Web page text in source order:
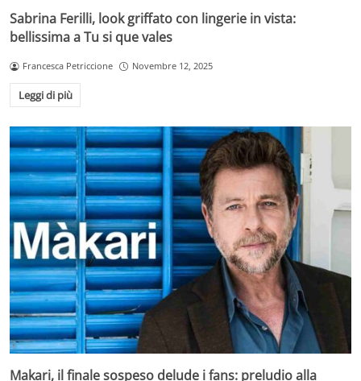
Sabrina Ferilli, look griffato con lingerie in vista:
bellissima a Tu si que vales
Francesca Petriccione Novembre 12, 2025
Leggi di più
Makari, il finale sospeso delude i fans: preludio alla